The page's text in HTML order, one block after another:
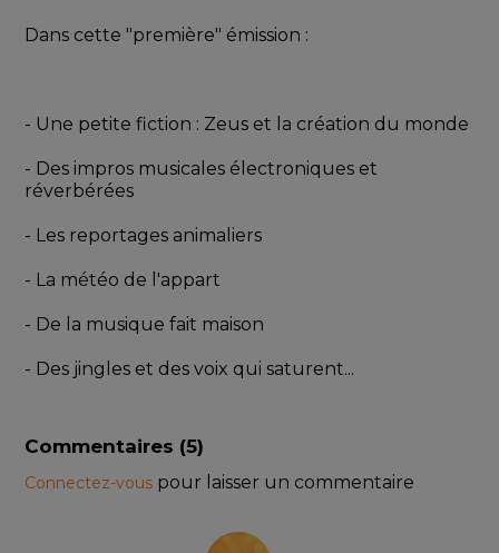
Dans cette "première" émission :
- Une petite fiction : Zeus et la création du monde
- Des impros musicales électroniques et
réverbérées
- Les reportages animaliers
- La météo de l'appart
- De la musique fait maison
- Des jingles et des voix qui saturent...
Commentaires (5)
Connectez-vous pour laisser un commentaire